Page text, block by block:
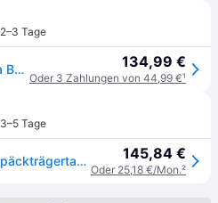
2–3 Tage
VAUDE Fahrradtasche Aqua Back 134,99 €
Oder 3 Zahlungen von 44,99 €¹
3–5 Tage
Vaude, Velotasche, (24l, Gepäckträgertasche) 145,84 €
Oder 25,18 €/Mon.²